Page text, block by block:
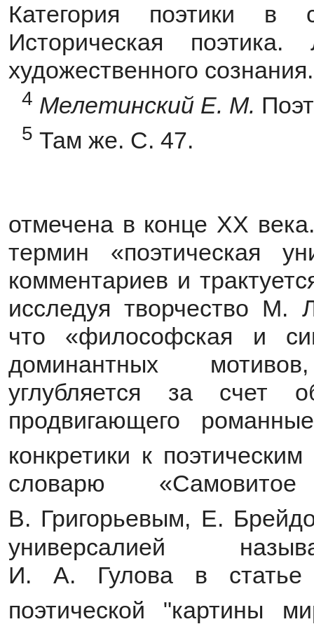
Категория поэтики в
Историческая
художественного
4 Мелетинский Е. М.
5 Там же. С. 47.
отмечена в конце XX
термин «поэтическая
комментариев и
исследуя творчество М.
что «философская и
доминантных
углубляется за счет
продвигающего
конкретики к
словарю
В. Григорьевым, Е.
универсалией
И. А. Гулова в статье
поэтической "картины